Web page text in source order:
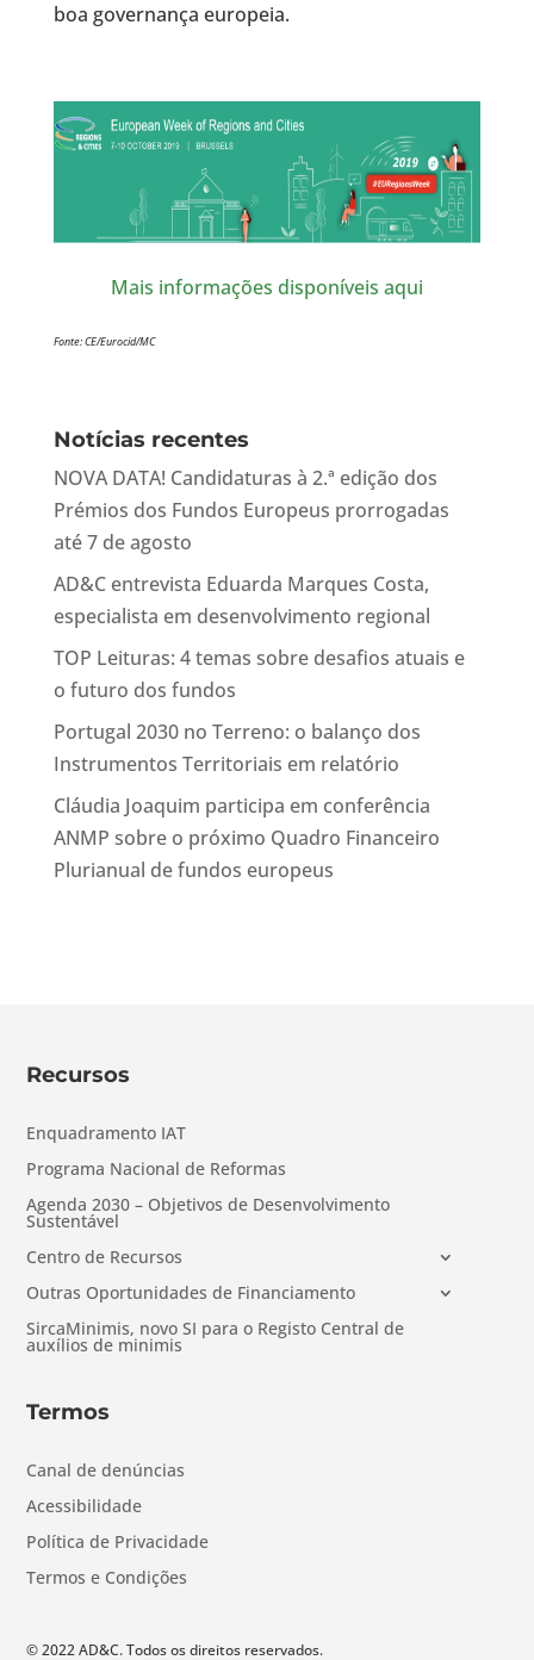
boa governança europeia.
Mais informações disponíveis aqui
Fonte: CE/Eurocid/MC
Notícias recentes
NOVA DATA! Candidaturas à 2.ª edição dos
Prémios dos Fundos Europeus prorrogadas
até 7 de agosto
AD&C entrevista Eduarda Marques Costa,
especialista em desenvolvimento regional
TOP Leituras: 4 temas sobre desafios atuais e
o futuro dos fundos
Portugal 2030 no Terreno: o balanço dos
Instrumentos Territoriais em relatório
Cláudia Joaquim participa em conferência
ANMP sobre o próximo Quadro Financeiro
Plurianual de fundos europeus
Recursos
Enquadramento IAT
Programa Nacional de Reformas
Agenda 2030 – Objetivos de Desenvolvimento
Sustentável
Centro de Recursos
Outras Oportunidades de Financiamento
SircaMinimis, novo SI para o Registo Central de
auxílios de minimis
Termos
Canal de denúncias
Acessibilidade
Política de Privacidade
Termos e Condições
© 2022 AD&C. Todos os direitos reservados.